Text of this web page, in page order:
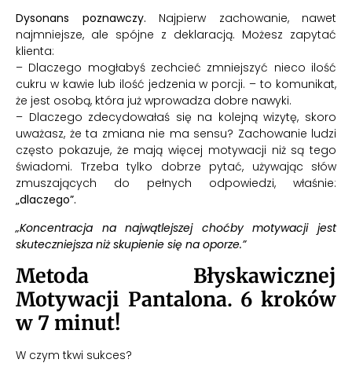
Dysonans poznawczy. Najpierw zachowanie, nawet
najmniejsze, ale spójne z deklaracją. Możesz zapytać
klienta:
– Dlaczego mogłabyś zechcieć zmniejszyć nieco ilość
cukru w kawie lub ilość jedzenia w porcji. – to komunikat,
że jest osobą, która już wprowadza dobre nawyki.
– Dlaczego zdecydowałaś się na kolejną wizytę, skoro
uważasz, że ta zmiana nie ma sensu? Zachowanie ludzi
często pokazuje, że mają więcej motywacji niż są tego
świadomi. Trzeba tylko dobrze pytać, używając słów
zmuszających do pełnych odpowiedzi, właśnie:
„dlaczego”.
„Koncentracja na najwątlejszej choćby motywacji jest
skuteczniejsza niż skupienie się na oporze.”
Metoda Błyskawicznej
Motywacji Pantalona. 6 kroków
w 7 minut!
W czym tkwi sukces?